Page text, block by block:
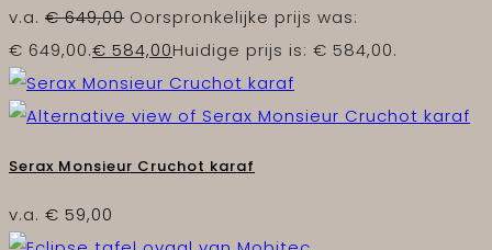
v.a. €649,00 Oorspronkelijke prijs was:
€ 649,00.€ 584,00Huidige prijs is: € 584,00.
Serax Monsieur Cruchot karaf
v.a. € 59,00